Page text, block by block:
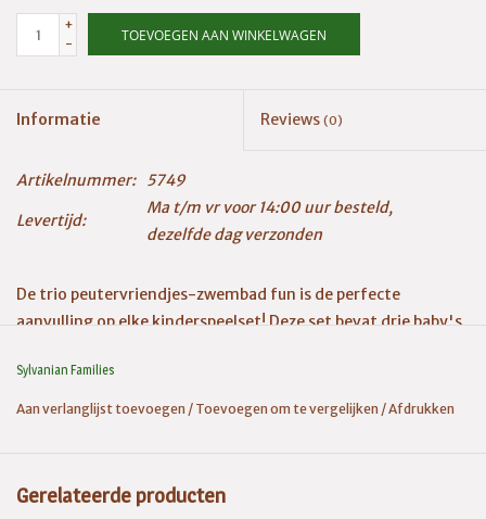
+
-
TOEVOEGEN AAN WINKELWAGEN
Informatie Reviews (0)
Artikelnummer: 5749
Levertijd:
Ma t/m vr voor 14:00 uur besteld,
dezelfde dag verzonden
De trio peutervriendjes-zwembad fun is de perfecte
aanvulling op elke kinderspeelset! Deze set bevat drie baby's.
zwembadspeelgoed voor veel plezier in het zwembad. De
baby's kunnen het zwembadspeelgoed vasthouden en de bril
Sylvanian Families
Aan verlanglijst toevoegen / Toevoegen om te vergelijken /Afdrukken
Gerelateerde producten